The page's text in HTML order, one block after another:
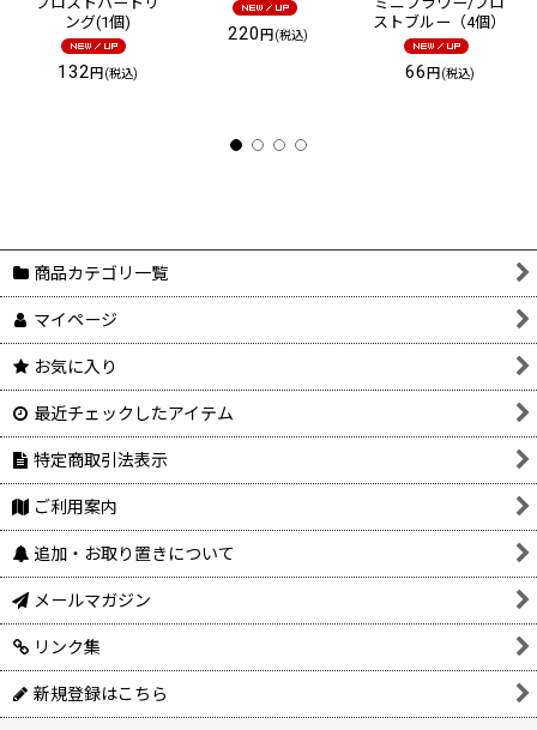
ング(1個)
132円(税込)
220円(税込)
ストブルー（4個）
66円(税込)
商品カテゴリ一覧
マイページ
お気に入り
最近チェックしたアイテム
特定商取引法表示
ご利用案内
追加・お取り置きについて
メールマガジン
リンク集
新規登録はこちら